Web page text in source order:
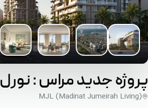
پروژه جدید مراس : نورل
MJL (Madinat Jumeirah Living)